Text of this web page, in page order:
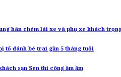
hãn chém lái xe và phụ xe khách
tố đánh bé trai gần 5 tháng tuổi
sạn Sen thi công ầm ầm